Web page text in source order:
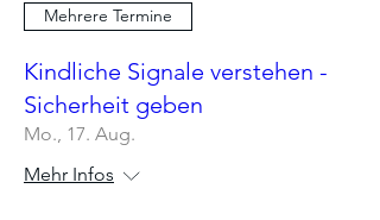
Mehrere Termine
Kindliche Signale verstehen -
Sicherheit geben
Mo., 17. Aug.
Mehr Infos